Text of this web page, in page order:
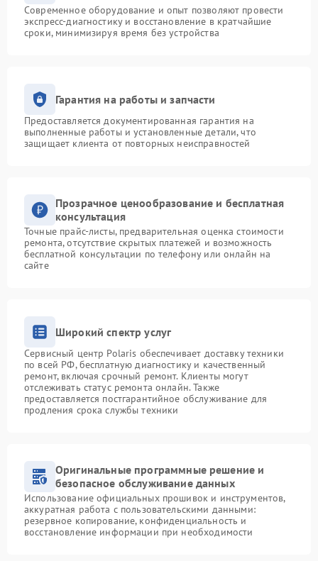
Современное оборудование и опыт позволяют провести
экспресс-диагностику и восстановление в кратчайшие
сроки, минимизируя время без устройства
Гарантия на работы и запчасти
Предоставляется документированная гарантия на
выполненные работы и установленные детали, что
защищает клиента от повторных неисправностей
Прозрачное ценообразование и бесплатная
консультация
Точные прайс-листы, предварительная оценка стоимости
ремонта, отсутствие скрытых платежей и возможность
бесплатной консультации по телефону или онлайн на
сайте
Широкий спектр услуг
Сервисный центр Polaris обеспечивает доставку техники
по всей РФ, бесплатную диагностику и качественный
ремонт, включая срочный ремонт. Клиенты могут
отслеживать статус ремонта онлайн. Также
предоставляется постгарантийное обслуживание для
продления срока службы техники
Оригинальные программные решение и
безопасное обслуживание данных
Использование официальных прошивок и инструментов,
аккуратная работа с пользовательскими данными:
резервное копирование, конфиденциальность и
восстановление информации при необходимости